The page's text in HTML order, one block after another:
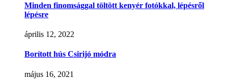
Minden finomsággal töltött kenyér fotókkal, lépésről
lépésre
április 12, 2022
Borított hús Csirijó módra
május 16, 2021